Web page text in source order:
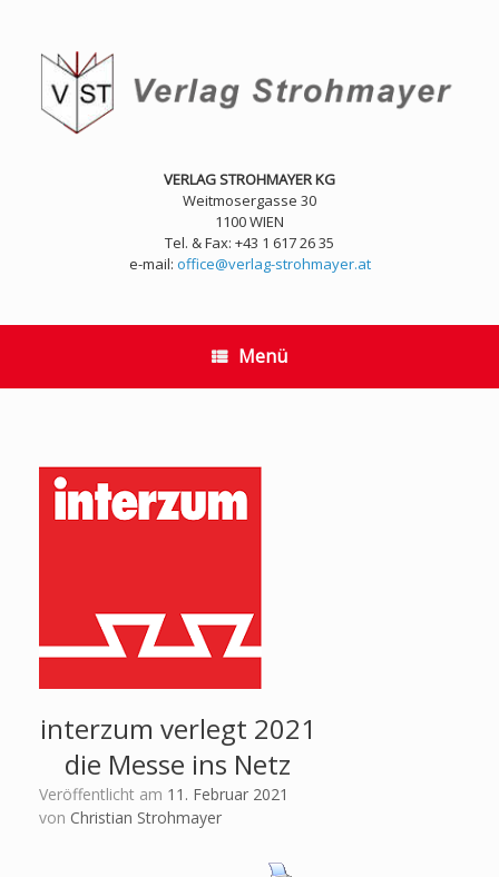
springen
VERLAG STROHMAYER KG
Weitmosergasse 30
1100 WIEN
Tel. & Fax: +43 1 617 26 35
e-mail: office@verlag-strohmayer.at
Menü
interzum verlegt 2021
die Messe ins Netz
Veröffentlicht am 11. Februar 2021
von Christian Strohmayer